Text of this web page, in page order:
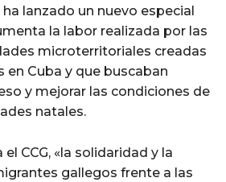
lanzado un nuevo especial
la labor realizada por las
microterritoriales creadas
en Cuba y que buscaban
y mejorar las condiciones de
natales.
CCG, «la solidaridad y la
gallegos frente a las